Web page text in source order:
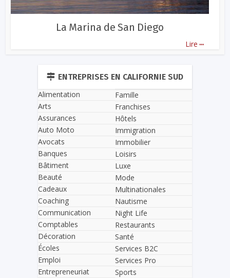
La Marina de San Diego
Lire ...
ENTREPRISES EN CALIFORNIE SUD
Alimentation
Arts
Assurances
Auto Moto
Avocats
Banques
Bâtiment
Beauté
Cadeaux
Coaching
Communication
Comptables
Décoration
Écoles
Emploi
Entrepreneuriat
Famille
Franchises
Hôtels
Immigration
Immobilier
Loisirs
Luxe
Mode
Multinationales
Nautisme
Night Life
Restaurants
Santé
Services B2C
Services Pro
Sports